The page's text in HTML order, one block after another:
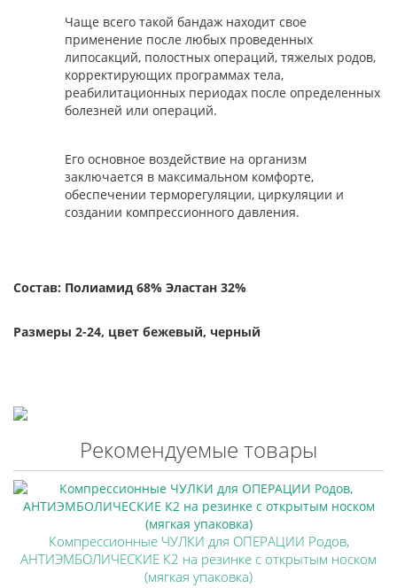
Чаще всего такой бандаж находит свое
применение после любых проведенных
липосакций, полостных операций, тяжелых родов,
корректирующих программах тела,
реабилитационных периодах после определенных
болезней или операций.
Его основное воздействие на организм
заключается в максимальном комфорте,
обеспечении терморегуляции, циркуляции и
создании компрессионного давления.
Состав: Полиамид 68% Эластан 32%
Размеры 2-24, цвет бежевый, черный
Рекомендуемые товары
Компрессионные ЧУЛКИ для ОПЕРАЦИИ Родов,
АНТИЭМБОЛИЧЕСКИЕ К2 на резинке с открытым носком
(мягкая упаковка)